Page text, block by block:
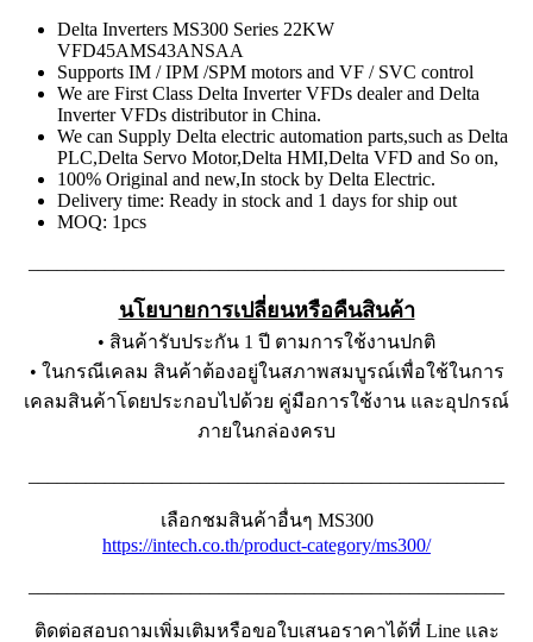
Delta Inverters MS300 Series 22KW
VFD45AMS43ANSAA
Supports IM / IPM /SPM motors and VF / SVC control
We are First Class Delta Inverter VFDs dealer and Delta
Inverter VFDs distributor in China.
We can Supply Delta electric automation parts,such as Delta
PLC,Delta Servo Motor,Delta HMI,Delta VFD and So on,
100% Original and new,In stock by Delta Electric.
Delivery time: Ready in stock and 1 days for ship out
MOQ: 1pcs
นโยบายการเปลี่ยนหรือคืนสินค้า
• สินค้ารับประกัน 1 ปี ตามการใช้งานปกติ
• ในกรณีเคลม สินค้าต้องอยู่ในสภาพสมบูรณ์เพื่อใช้ในการ
เคลมสินค้าโดยประกอบไปด้วย คู่มือการใช้งาน และอุปกรณ์
ภายในกล่องครบ
เลือกชมสินค้าอื่นๆ MS300
https://intech.co.th/product-category/ms300/
ติดต่อสอบถามเพิ่มเติมหรือขอใบเสนอราคาได้ที่ Line และ